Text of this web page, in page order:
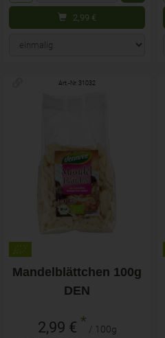
2,99 €
Art.-Nr. 31032
Mandelblättchen 100g
DEN
2,99 € * / 100g